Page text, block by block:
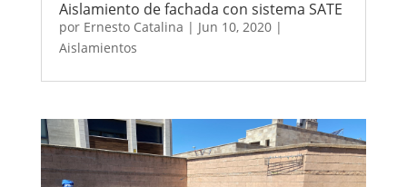
Aislamiento de fachada con sistema SATE
por Ernesto Catalina | Jun 10, 2020|
Aislamientos